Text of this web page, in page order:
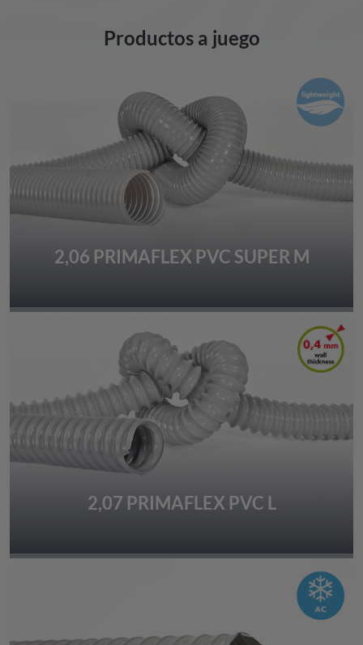
Productos a juego
2,06 PRIMAFLEX PVC SUPER M
2,07 PRIMAFLEX PVC L